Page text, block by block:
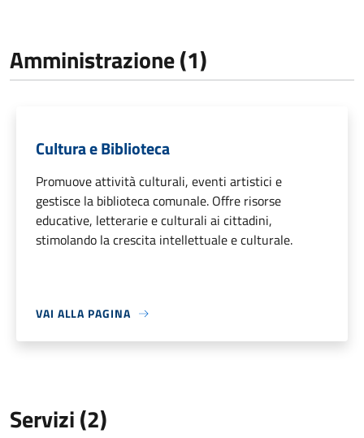
Amministrazione (1)
Cultura e Biblioteca
Promuove attività culturali, eventi artistici e
gestisce la biblioteca comunale. Offre risorse
educative, letterarie e culturali ai cittadini,
stimolando la crescita intellettuale e culturale.
VAI ALLA PAGINA
Servizi (2)